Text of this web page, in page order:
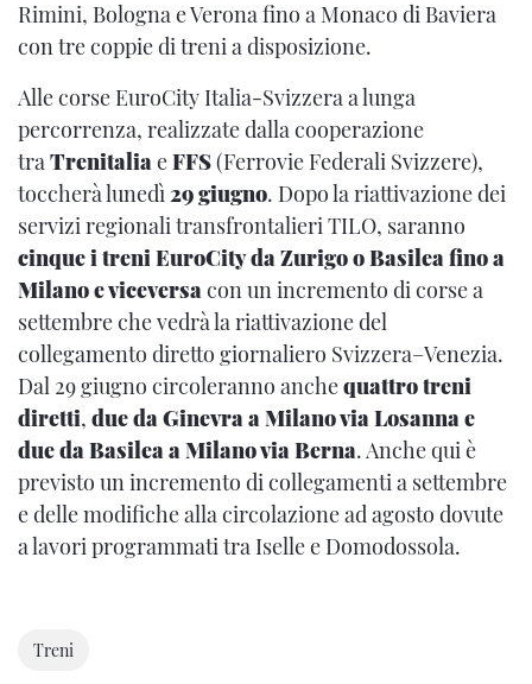
Rimini, Bologna e Verona fino a Monaco di Baviera
con tre coppie di treni a disposizione.
Alle corse EuroCity Italia-Svizzera a lunga
percorrenza, realizzate dalla cooperazione
traTrenitaliaeFFS(Ferrovie Federali Svizzere),
toccherà lunedì29 giugno. Dopo la riattivazione dei
servizi regionali transfrontalieri TILO, saranno
cinque i treni EuroCity da Zurigo o Basilea fino a
Milano e viceversacon un incremento di corse a
settembre che vedrà la riattivazione del
collegamento diretto giornaliero Svizzera–Venezia.
Dal 29 giugno circoleranno anchequattro treni
diretti, due da Ginevra a Milano via Losanna e
due da Basilea a Milano via Berna. Anche qui è
previsto un incremento di collegamenti a settembre
e delle modifiche alla circolazione ad agosto dovute
a lavori programmati tra Iselle e Domodossola.
Treni